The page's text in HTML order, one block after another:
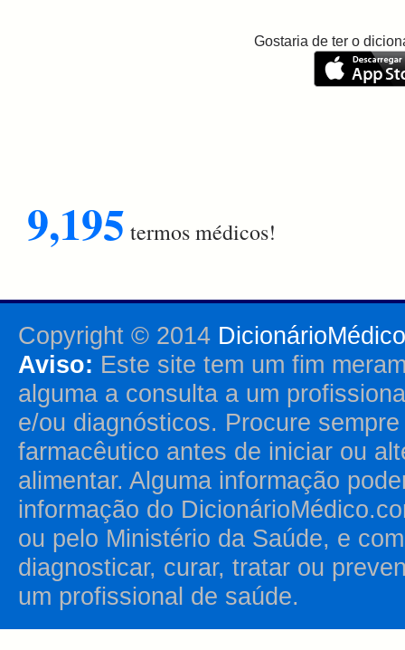
Gostaria de ter o
9,195 termos médicos!
Copyright © 2014
Aviso: Este site tem um fim
alguma a consulta a um
e/ou diagnósticos. Procure
farmacêutico antes de iniciar ou
alimentar. Alguma informação
informação do
ou pelo Ministério da Saúde, e
diagnosticar, curar, tratar ou
um profissional de saúde.